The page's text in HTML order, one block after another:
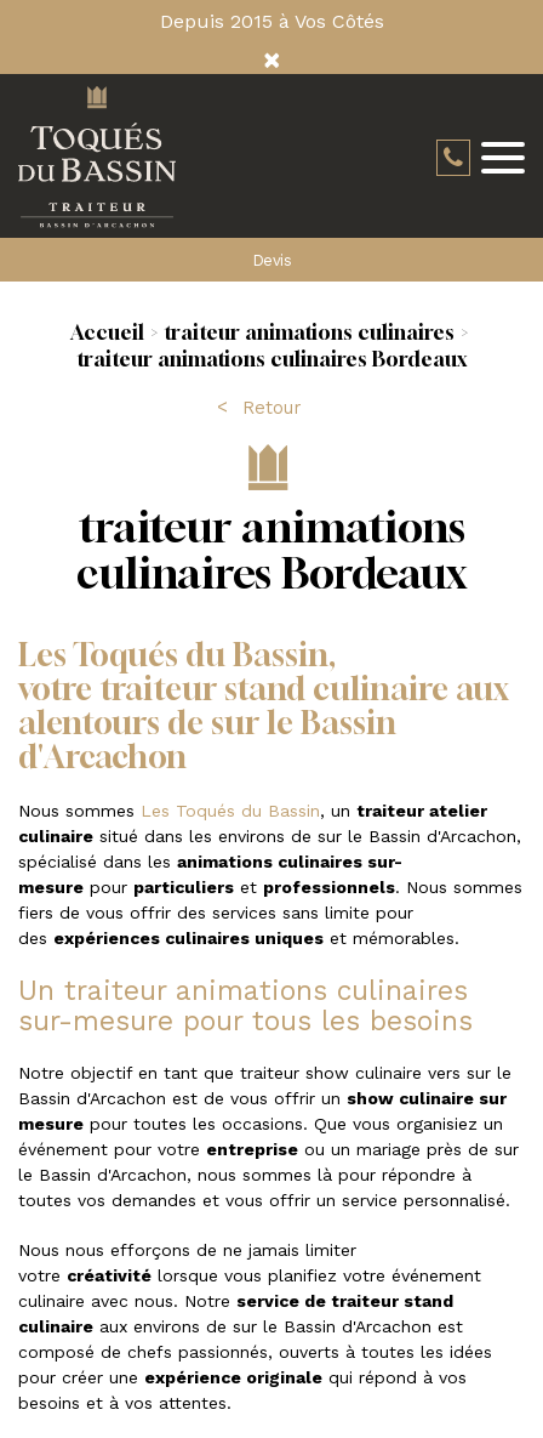
Depuis 2015 à Vos Côtés
×
Devis
Accueil
traiteur animations culinaires
traiteur animations culinaires Bordeaux
Retour
traiteur animations
culinaires Bordeaux
Les Toqués du Bassin,
votre traiteur stand culinaire aux
alentours de sur le Bassin
d'Arcachon
Nous sommes Les Toqués du Bassin, un traiteur atelier
culinaire situé dans les environs de sur le Bassin d'Arcachon,
spécialisé dans les animations culinaires sur-
mesure pour particuliers et professionnels. Nous sommes
fiers de vous offrir des services sans limite pour
des expériences culinaires uniques et mémorables.
Un traiteur animations culinaires
sur-mesure pour tous les besoins
Notre objectif en tant que traiteur show culinaire vers sur le
Bassin d'Arcachon est de vous offrir un show culinaire sur
mesure pour toutes les occasions. Que vous organisiez un
événement pour votre entreprise ou un mariage près de sur
le Bassin d'Arcachon, nous sommes là pour répondre à
toutes vos demandes et vous offrir un service personnalisé.
Nous nous efforçons de ne jamais limiter
votre créativité lorsque vous planifiez votre événement
culinaire avec nous. Notre service de traiteur stand
culinaire aux environs de sur le Bassin d'Arcachon est
composé de chefs passionnés, ouverts à toutes les idées
pour créer une expérience originale qui répond à vos
besoins et à vos attentes.